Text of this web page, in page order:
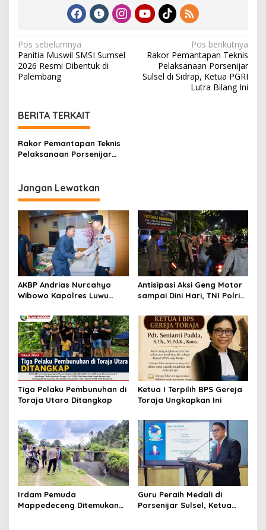
N
a
v
g
a
s
i
p
o
s
Pos sebelumnya
Panitia Muswil SMSI Sumsel
2026 Resmi Dibentuk di
Palembang
Pos berikutnya
Rakor Pemantapan Teknis
Pelaksanaan Porsenijar
Sulsel di Sidrap, Ketua PGRI
Lutra Bilang Ini
BERITA TERKAIT
Rakor Pemantapan Teknis
Pelaksanaan Porsenijar
Jangan Lewatkan
AKBP Andrias Nurcahyo
Wibowo Kapolres Luwu
Silaturahmi Bangun Sinergi
Antisipasi Aksi Geng Motor
sampai Dini Hari, TNI Polri
Gabungan
Tiga Pelaku Pembunuhan di
Toraja Utara Ditangkap
Ketua I Terpilih BPS Gereja
Toraja Ungkapkan Ini
Irdam Pemuda
Mappedeceng Ditemukan
Guru Peraih Medali di
Porsenijar Sulsel, Ketua